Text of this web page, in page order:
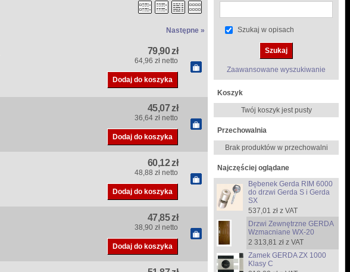
Następne »
79,90 zł
64,96 zł netto
45,07 zł
36,64 zł netto
60,12 zł
48,88 zł netto
47,85 zł
38,90 zł netto
Szukaj w opisach
Zaawansowane wyszukiwanie
Koszyk
Twój koszyk jest pusty
Przechowalnia
Brak produktów w przechowalni
Najczęściej oglądane
Bębenek Gerda RIM 6000
do drzwi Gerda S i Gerda
SX
537,01 zł z VAT
Drzwi Zewnętrzne GERDA
Wzmacniane WX-20
2 313,81 zł z VAT
Zamek GERDA ZX 1000
Klasy C